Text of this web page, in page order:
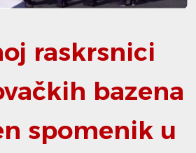
raskrsnici
bazena
spomenik u